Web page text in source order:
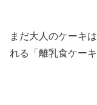
まだ大人のケーキ
れる「離乳食ケー